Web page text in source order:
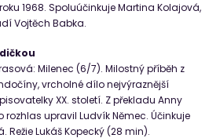
1968. Spoluúčinkuje Martina Kolajová,
Vojtěch Babka.
Milenec (6/7). Milostný příběh z
vrcholné dílo nejvýraznější
XX. století. Z překladu Anny
rozhlas upravil Ludvík Němec. Účinkuje
Režie Lukáš Kopecký (28 min).